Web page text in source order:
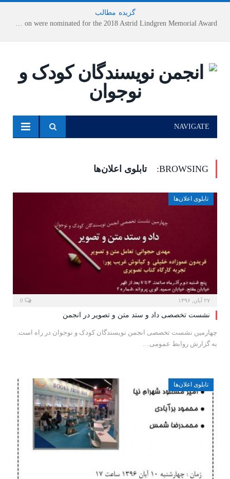
گزیده مطالب
NAVIGATE
BROWSING: تابلوی اعلان‌ها
تابلوی اعلان‌ها
۲۷ آبان, ۱۳۹۶
نشست تخصصی داد و ستد متن و تصویر در انجمن
چهارمین نشست تخصصی انجمن نویسندگان کودک و نوجوان در راه است.
به گزارش روابط عمومی…
تابلوی اعلان‌ها